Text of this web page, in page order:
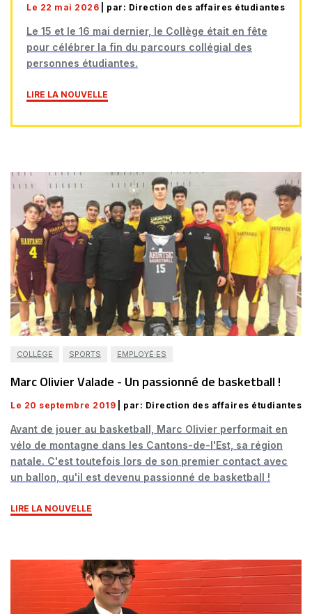
Le 22 mai 2026 | par: Direction des affaires étudiantes
Le 15 et le 16 mai dernier, le Collège était en fête
pour célébrer la fin du parcours collégial des
personnes étudiantes.
LIRE LA NOUVELLE
COLLÈGE SPORTS EMPLOYÉ·ES
Marc Olivier Valade - Un passionné de basketball !
Le 20 septembre 2019 | par: Direction des affaires étudiantes
Avant de jouer au basketball, Marc Olivier performait en
vélo de montagne dans les Cantons-de-l'Est, sa région
natale. C'est toutefois lors de son premier contact avec
un ballon, qu'il est devenu passionné de basketball !
LIRE LA NOUVELLE